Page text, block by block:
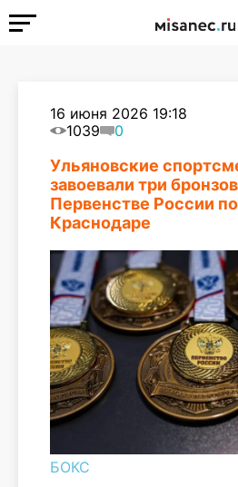
16 июня 2026 19:18
1039
0
Ульяновские
завоевали три
Первенстве России
Краснодаре
БОКС